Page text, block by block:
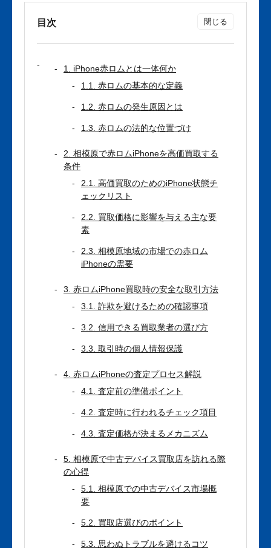
目次
1. iPhone赤ロムとは一体何か
1.1. 赤ロムの基本的な定義
1.2. 赤ロムの発生原因とは
1.3. 赤ロムの法的な位置づけ
2. 相模原で赤ロムiPhoneを高価買取する
条件
2.1. 高価買取のためのiPhone状態チ
ェックリスト
2.2. 買取価格に影響を与える主な要
素
2.3. 相模原地域の市場での赤ロム
iPhoneの需要
3. 赤ロムiPhone買取時の安全な取引方法
3.1. 詐欺を避けるための確認事項
3.2. 信用できる買取業者の選び方
3.3. 取引時の個人情報保護
4. 赤ロムiPhoneの査定プロセス解説
4.1. 査定前の準備ポイント
4.2. 査定時に行われるチェック項目
4.3. 査定価格が決まるメカニズム
5. 相模原で中古デバイス買取店を訪れる際
の心得
5.1. 相模原での中古デバイス市場概
要
5.2. 買取店選びのポイント
5.3. 思わぬトラブルを避けるコツ